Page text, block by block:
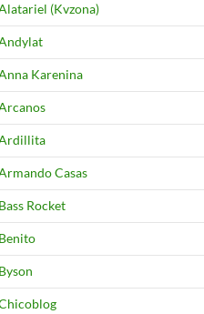
(Kvzona)
Karenina
Casas
Bass Rocket
Benito
Byson